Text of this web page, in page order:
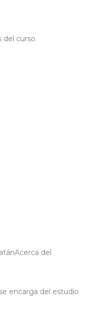
del curso.
del
encarga del estudio